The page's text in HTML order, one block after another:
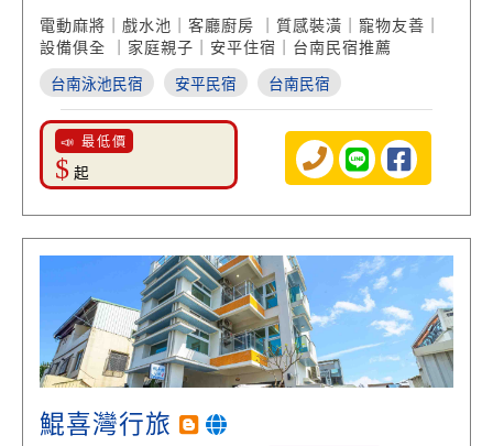
浴缸享受】
電動麻將｜戲水池｜客廳廚房 ｜質感裝潢｜寵物友善｜
設備俱全 ｜家庭親子｜安平住宿｜台南民宿推薦
台南泳池民宿 安平民宿 台南民宿
📣 最低價
$ 起
鯤喜灣行旅